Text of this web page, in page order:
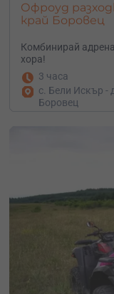
Офроуд
край Боровец
Комбинирай
хора!
3 часа
с. Бели Искър -
Боровец